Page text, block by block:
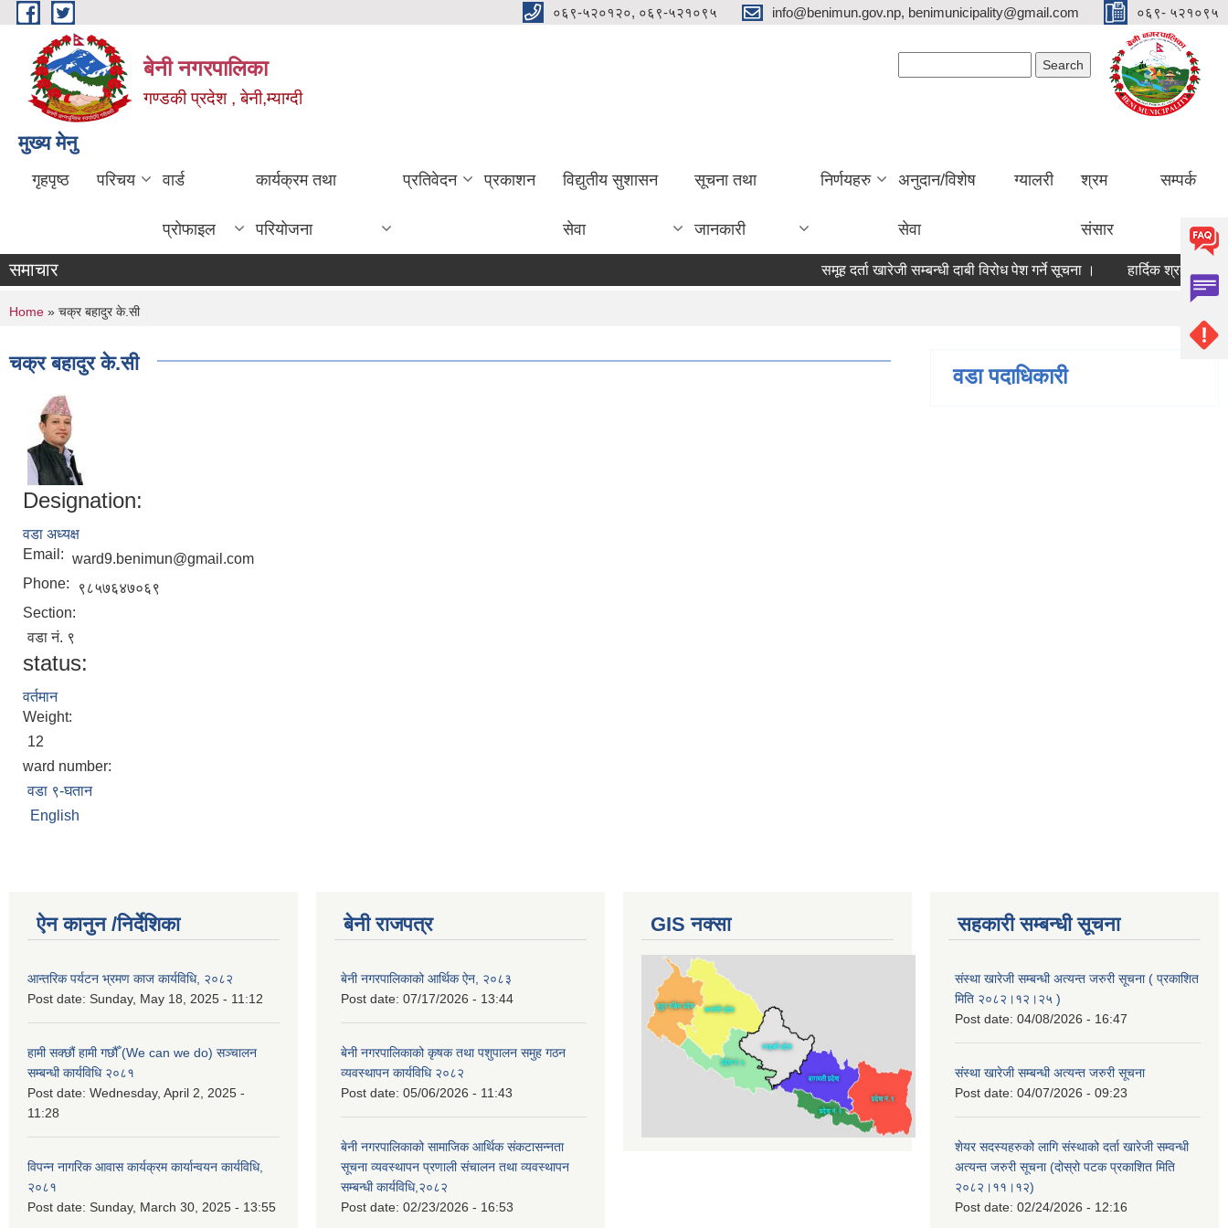
Skip to main content ०६९-५२०१२०, ०६९-५२१०९५ info@benimun.gov.np, benimunicipality@gmail.com ०६९- ५२१०९५
बेनी नगरपालिका
गण्डकी प्रदेश , बेनी,म्याग्दी
मुख्य मेनु
गृहपृष्ठ परिचय वार्ड
प्रोफाइल
कार्यक्रम तथा
परियोजना
प्रतिवेदन प्रकाशन विद्युतीय सुशासन
सेवा
सूचना तथा
जानकारी
निर्णयहरु अनुदान/विशेष
सेवा
ग्यालरी श्रम
संसार
सम्पर्क
समाचार समूह दर्ता खारेजी सम्बन्धी दाबी विरोध पेश गर्ने सूचना । हार्दिक श्रदासुमन
You are here
Home » चक्र बहादुर के.सी
चक्र बहादुर के.सी
Designation:
वडा अध्यक्ष
Email: ward9.benimun@gmail.com
Phone:
९८५७६४७०६९
Section:
वडा नं. ९
status:
वर्तमान
Weight:
12
ward number:
वडा ९-घतान
English
वडा पदाधिकारी
ऐन कानुन /निर्देशिका
आन्तरिक पर्यटन भ्रमण काज कार्यविधि, २०८२
Post date: Sunday, May 18, 2025 - 11:12
हामी सक्छौं हामी गछौँ (We can we do) सञ्चालन
सम्बन्धी कार्यविधि २०८१
Post date: Wednesday, April 2, 2025 -
11:28
विपन्न नागरिक आवास कार्यक्रम कार्यान्वयन कार्यविधि,
२०८१
Post date: Sunday, March 30, 2025 - 13:55
बेनी राजपत्र
बेनी नगरपालिकाको आर्थिक ऐन, २०८३
Post date: 07/17/2026 - 13:44
बेनी नगरपालिकाको कृषक तथा पशुपालन समुह गठन
व्यवस्थापन कार्यविधि २०८२
Post date: 05/06/2026 - 11:43
बेनी नगरपालिकाको सामाजिक आर्थिक संकटासन्नता
सूचना व्यवस्थापन प्रणाली संचालन तथा व्यवस्थापन
सम्बन्धी कार्यविधि,२०८२
Post date: 02/23/2026 - 16:53
GIS नक्सा सहकारी सम्बन्धी सूचना
संस्था खारेजी सम्बन्धी अत्यन्त जरुरी सूचना ( प्रकाशित
मिति २०८२।१२।२५ )
Post date: 04/08/2026 - 16:47
संस्था खारेजी सम्बन्धी अत्यन्त जरुरी सूचना
Post date: 04/07/2026 - 09:23
शेयर सदस्यहरुको लागि संस्थाको दर्ता खारेजी सम्वन्धी
अत्यन्त जरुरी सूचना (दोस्रो पटक प्रकाशित मिति
२०८२।११।१२)
Post date: 02/24/2026 - 12:16